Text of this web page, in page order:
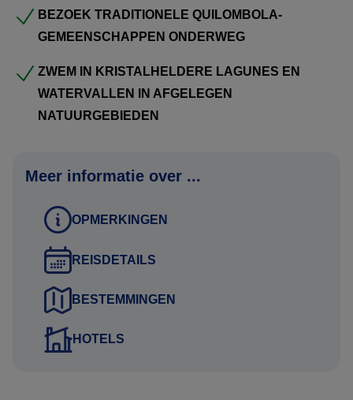
staan, begeleid door ervaren gidsen die de verhalen van
het gebied tot leven brengen. Een reis voor liefhebbers
van natuur, rust, avontuur en echte ontdekkingen.
BEZOEK TRADITIONELE QUILOMBOLA-
GEMEENSCHAPPEN ONDERWEG
ZWEM IN KRISTALHELDERE LAGUNES EN
WATERVALLEN IN AFGELEGEN
NATUURGEBIEDEN
Meer informatie over ...
OPMERKINGEN
REISDETAILS
BESTEMMINGEN
HOTELS